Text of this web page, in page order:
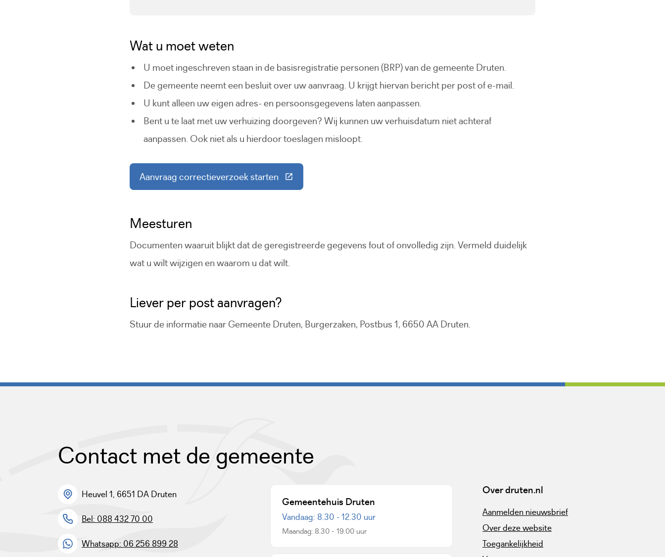
Wat u moet weten
U moet ingeschreven staan in de basisregistratie personen (BRP) van de gemeente Druten.
De gemeente neemt een besluit over uw aanvraag. U krijgt hiervan bericht per post of e-mail.
U kunt alleen uw eigen adres- en persoonsgegevens laten aanpassen.
Bent u te laat met uw verhuizing doorgeven? Wij kunnen uw verhuisdatum niet achteraf
aanpassen. Ook niet als u hierdoor toeslagen misloopt.
Aanvraag correctieverzoek starten(Deze link gaat naar een externe website)
Meesturen
Documenten waaruit blijkt dat de geregistreerde gegevens fout of onvolledig zijn. Vermeld duidelijk
wat u wilt wijzigen en waarom u dat wilt.
Liever per post aanvragen?
Stuur de informatie naar Gemeente Druten, Burgerzaken, Postbus 1, 6650 AA Druten.
Contact met de gemeente
Heuvel 1, 6651 DA Druten
Bel: 088 432 70 00
Whatsapp: 06 256 899 28
Gemeentehuis Druten
Vandaag: 8.30 - 12.30 uur
Maandag: 8.30 - 19.00 uur
Over druten.nl
Aanmelden nieuwsbrief
Over deze website
Toegankelijkheid